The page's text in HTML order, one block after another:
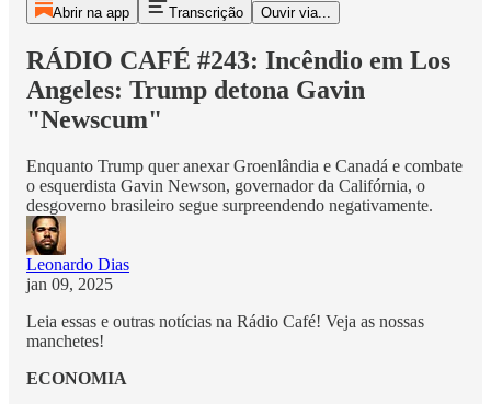
Abrir na app Transcrição Ouvir via...
RÁDIO CAFÉ #243: Incêndio em Los
Angeles: Trump detona Gavin
"Newscum"
Enquanto Trump quer anexar Groenlândia e Canadá e combate
o esquerdista Gavin Newson, governador da Califórnia, o
desgoverno brasileiro segue surpreendendo negativamente.
Leonardo Dias
jan 09, 2025
Leia essas e outras notícias na Rádio Café! Veja as nossas
manchetes!
ECONOMIA